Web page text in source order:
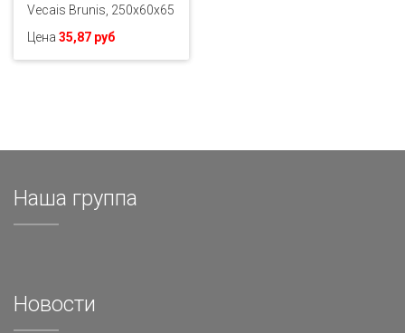
Vecais Brunis, 250x60x65
Цена 35,87 руб
Наша группа
Новости